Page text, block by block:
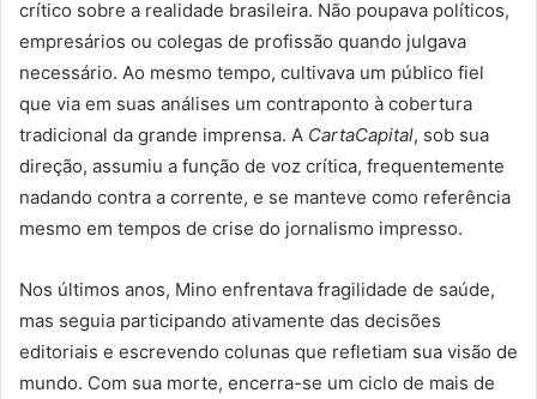
crítico sobre a realidade brasileira. Não poupava políticos,
empresários ou colegas de profissão quando julgava
necessário. Ao mesmo tempo, cultivava um público fiel
que via em suas análises um contraponto à cobertura
tradicional da grande imprensa. A CartaCapital, sob sua
direção, assumiu a função de voz crítica, frequentemente
nadando contra a corrente, e se manteve como referência
mesmo em tempos de crise do jornalismo impresso.
Nos últimos anos, Mino enfrentava fragilidade de saúde,
mas seguia participando ativamente das decisões
editoriais e escrevendo colunas que refletiam sua visão de
mundo. Com sua morte, encerra-se um ciclo de mais de